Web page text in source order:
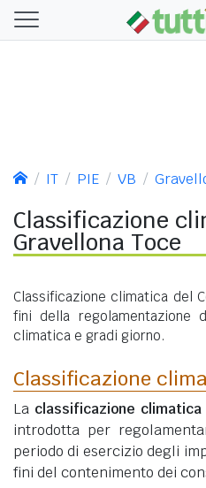
IT PIE VB
Classificazione
Gravellona Toce
Classificazione climatica del
fini della regolamentazione
climatica e gradi giorno.
Classificazione
La classificazione climatica
introdotta per
periodo di esercizio degli
fini del contenimento dei